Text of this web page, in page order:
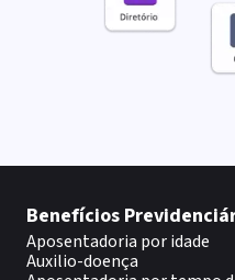
Benefícios
Aposentadoria por idade
Auxilio-doença